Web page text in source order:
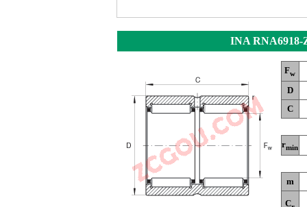
INA RNA6918-
Fw
D
C
rmin
m
C